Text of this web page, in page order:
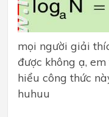
mọi người giải
được không ạ,
hiểu công thức
huhuu